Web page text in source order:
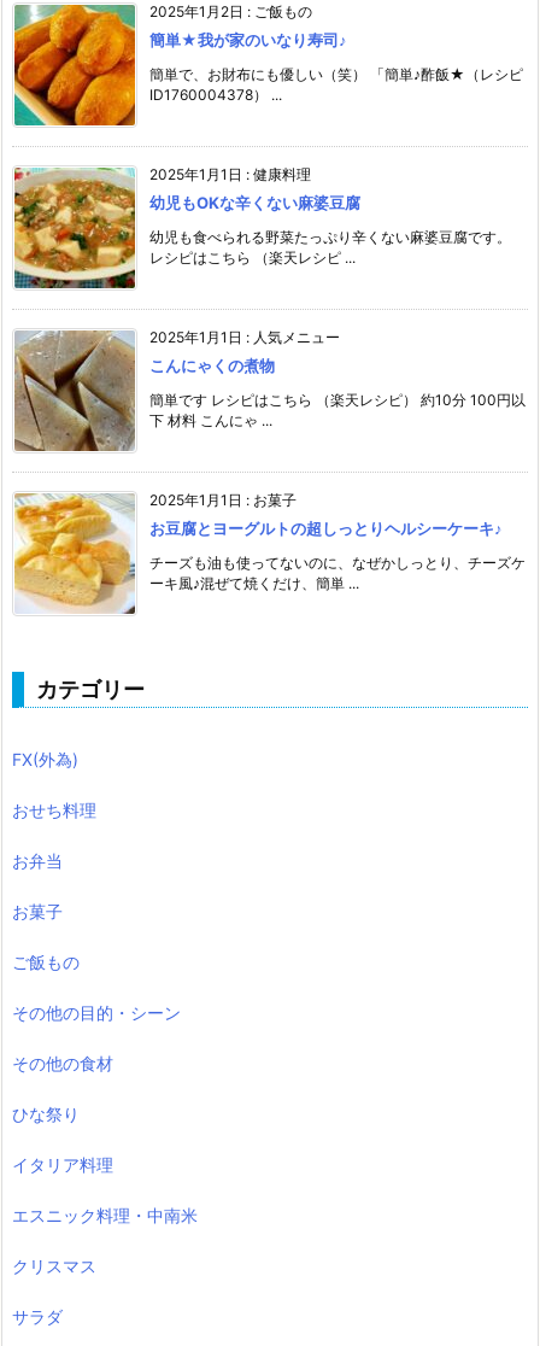
2025年1月2日 : ご飯もの
簡単★我が家のいなり寿司♪
簡単で、お財布にも優しい（笑） 「簡単♪酢飯★（レシピ
ID1760004378） ...
2025年1月1日 : 健康料理
幼児もOKな辛くない麻婆豆腐
幼児も食べられる野菜たっぷり辛くない麻婆豆腐です。
レシピはこちら （楽天レシピ ...
2025年1月1日 : 人気メニュー
こんにゃくの煮物
簡単です レシピはこちら （楽天レシピ） 約10分 100円以
下 材料 こんにゃ ...
2025年1月1日 : お菓子
お豆腐とヨーグルトの超しっとりヘルシーケーキ♪
チーズも油も使ってないのに、なぜかしっとり、チーズケ
ーキ風♪混ぜて焼くだけ、簡単 ...
カテゴリー
FX(外為)
おせち料理
お弁当
お菓子
ご飯もの
その他の目的・シーン
その他の食材
ひな祭り
イタリア料理
エスニック料理・中南米
クリスマス
サラダ